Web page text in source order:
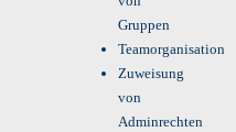
Gruppen
Teamorganisation
Zuweisung
von
Adminrechten